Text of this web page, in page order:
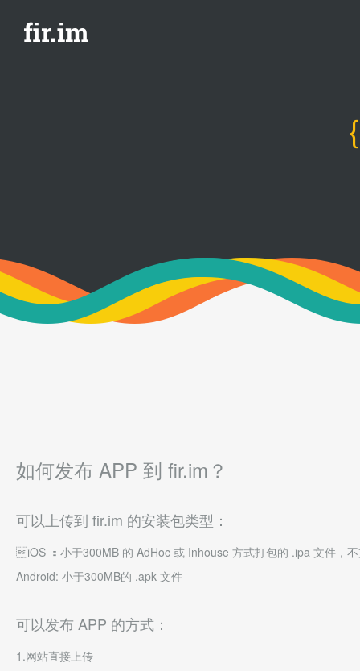
如何发布 APP 到 fir.im？
可以上传到 fir.im 的安装包类型：
iOS ：小于300MB 的 AdHoc 或 Inhouse 方式打包的 .ipa 文件，
Android: 小于300MB的 .apk 文件
可以发布 APP 的方式：
1.网站直接上传